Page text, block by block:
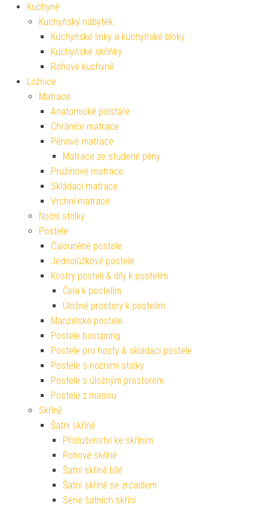
Kuchyně
Kuchyňský nábytek
Kuchyňské linky a kuchyňské bloky
Kuchyňské skříňky
Rohové kuchyně
Ložnice
Matrace
Anatomické polštáře
Chrániče matrace
Pěnové matrace
Matrace ze studené pěny
Pružinové matrace
Skládací matrace
Vrchní matrace
Noční stolky
Postele
Čalouněné postele
Jednolůžkové postele
Kostry postelí & díly k postelím
Čela k postelím
Úložné prostory k postelím
Manželské postele
Postele boxspring
Postele pro hosty & skládací postele
Postele s nočními stolky
Postele s úložným prostorem
Postele z masivu
Skříně
Šatní skříně
Příslušenství ke skříním
Rohové skříně
Šatní skříně bílé
Šatní skříně se zrcadlem
Série šatních skříní